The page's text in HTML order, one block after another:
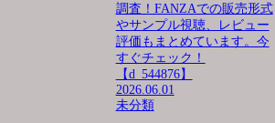
調査！FANZAでの販売形式
やサンプル視聴、レビュー
評価もまとめています。今
すぐチェック！
【d_544876】
2026.06.01
未分類